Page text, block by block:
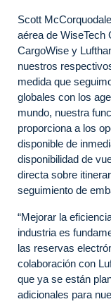
Scott
aérea de WiseTech
CargoWise y
nuestros
medida que
globales con los
mundo, nuestra
proporciona a los
disponible de
disponibilidad de
directa sobre
seguimiento de
“Mejorar la
industria es
las reservas
colaboración con
que ya se están
adicionales para